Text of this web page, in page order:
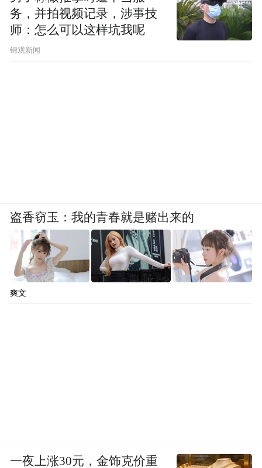
务，并拍视频记录，涉事技
师：怎么可以这样坑我呢
锦观新闻
盗香窃玉：我的青春就是赌出来的
爽文
一夜上涨30元，金饰克价重